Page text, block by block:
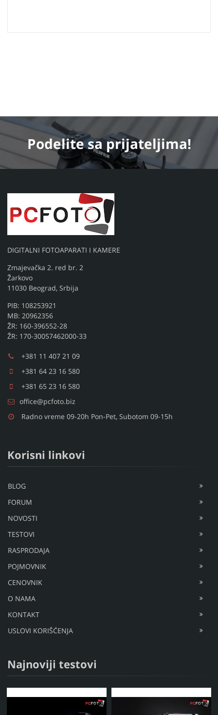
Podelitesa prijateljima!
DIGITALNI FOTOAPARATI I KAMERE
Zmajevačka 2. red br. 2
Žarkovo
11030 Beograd, Srbija
PIB: 108253921
MB: 20962356
ŽR: 160-396552-28
ŽR: 170-30057462000-33
+381 11 407 21 09
+381 64 23 16 580
+381 65 23 16 580
office@pcfoto.biz
Radno vreme 09-20h Pon-Pet, Subotom 09-15h
Korisni linkovi
BLOG
FORUM
NOVOSTI
TESTOVI
RASPRODAJA
POJMOVNIK
CENOVNIK
O NAMA
KONTAKT
USLOVI KORIŠĆENJA
Najnoviji testovi